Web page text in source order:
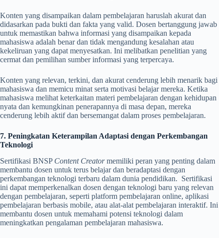
Konten yang disampaikan dalam pembelajaran haruslah akurat dan
didasarkan pada bukti dan fakta yang valid. Dosen bertanggung jawab
untuk memastikan bahwa informasi yang disampaikan kepada
mahasiswa adalah benar dan tidak mengandung kesalahan atau
kekeliruan yang dapat menyesatkan. Ini melibatkan penelitian yang
cermat dan pemilihan sumber informasi yang terpercaya.
Konten yang relevan, terkini, dan akurat cenderung lebih menarik bagi
mahasiswa dan memicu minat serta motivasi belajar mereka. Ketika
mahasiswa melihat keterkaitan materi pembelajaran dengan kehidupan
nyata dan kemungkinan penerapannya di masa depan, mereka
cenderung lebih aktif dan bersemangat dalam proses pembelajaran.
7. Peningkatan Keterampilan Adaptasi dengan Perkembangan
Teknologi
Sertifikasi BNSP Content Creatormemiliki peran yang penting dalam
membantu dosen untuk terus belajar dan beradaptasi dengan
perkembangan teknologi terbaru dalam dunia pendidikan. Sertifikasi
ini dapat memperkenalkan dosen dengan teknologi baru yang relevan
dengan pembelajaran, seperti platform pembelajaran online, aplikasi
pembelajaran berbasis mobile, atau alat-alat pembelajaran interaktif. Ini
membantu dosen untuk memahami potensi teknologi dalam
meningkatkan pengalaman pembelajaran mahasiswa.